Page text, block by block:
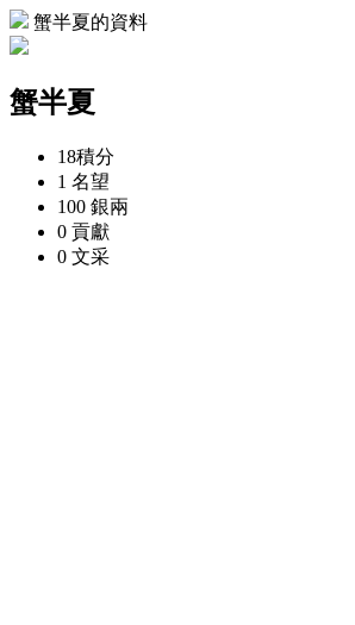
蟹半夏的資料
蟹半夏
18積分
1 名望
100 銀兩
0 貢獻
0 文采